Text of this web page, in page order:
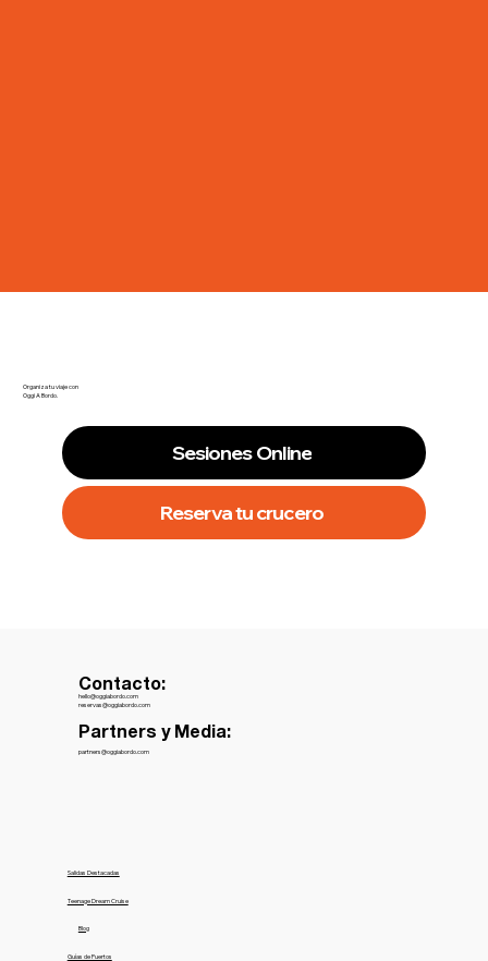
Organiza tu viaje con
Oggi A Bordo.
Sesiones Online
Reserva tu crucero
Salidas Destacadas
Teenage Dream Cruise
Guías de Puertos
Blog
Contacto:
hello@oggiabordo.com
reservas@oggiabordo.com
Partners y Media:
partners@oggiabordo.com